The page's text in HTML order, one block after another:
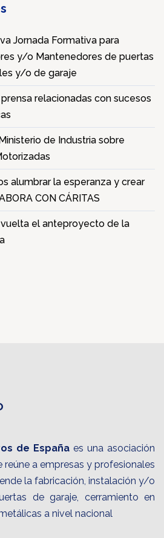
Jornada Formativa para
y/o Mantenedores de puertas
y/o de garaje
relacionadas con sucesos
de Industria sobre
alumbrar la esperanza y crear
CON CÁRITAS
el anteproyecto de la
de España es una asociación
reúne a empresas y profesionales
la fabricación, instalación y/o
de garaje, cerramiento en
a nivel nacional